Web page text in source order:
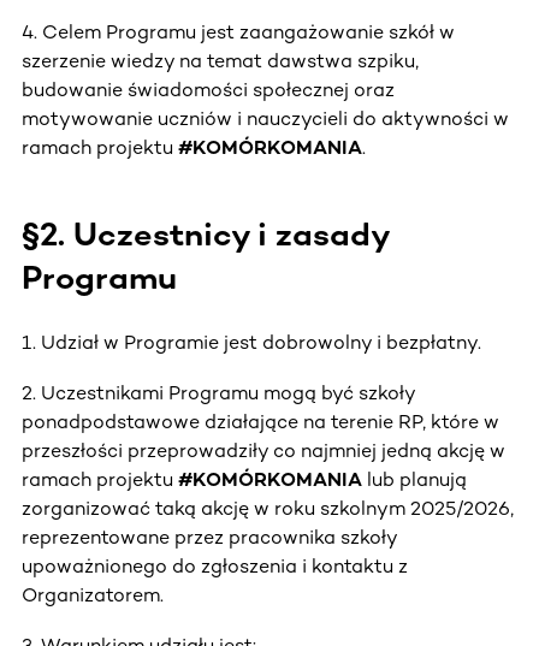
4. Celem Programu jest zaangażowanie szkół w
szerzenie wiedzy na temat dawstwa szpiku,
budowanie świadomości społecznej oraz
motywowanie uczniów i nauczycieli do aktywności w
ramach projektu #KOMÓRKOMANIA.
§2. Uczestnicy i zasady
Programu
1. Udział w Programie jest dobrowolny i bezpłatny.
2. Uczestnikami Programu mogą być szkoły
ponadpodstawowe działające na terenie RP, które w
przeszłości przeprowadziły co najmniej jedną akcję w
ramach projektu #KOMÓRKOMANIA lub planują
zorganizować taką akcję w roku szkolnym 2025/2026,
reprezentowane przez pracownika szkoły
upoważnionego do zgłoszenia i kontaktu z
Organizatorem.